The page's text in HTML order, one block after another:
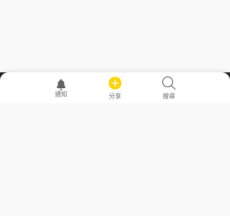
職場透明化運動
通知 分享 搜尋